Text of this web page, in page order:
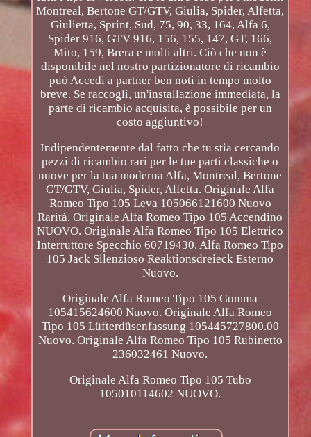
Montreal, Bertone GT/GTV, Giulia, Spider, Alfetta,
Giulietta, Sprint, Sud, 75, 90, 33, 164, Alfa 6,
Spider 916, GTV 916, 156, 155, 147, GT, 166,
Mito, 159, Brera e molti altri. Ciò che non è
disponibile nel nostro partizionatore di ricambio
può Accedi a partner ben noti in tempo molto
breve. Se raccogli, un'installazione immediata, la
parte di ricambio acquisita, è possibile per un
costo aggiuntivo!
Indipendentemente dal fatto che tu stia cercando
pezzi di ricambio rari per le tue parti classiche o
nuove per la tua moderna Alfa, Montreal, Bertone
GT/GTV, Giulia, Spider, Alfetta. Originale Alfa
Romeo Tipo 105 Leva 105066121600 Nuovo
Rarità. Originale Alfa Romeo Tipo 105 Accendino
NUOVO. Originale Alfa Romeo Tipo 105 Elettrico
Interruttore Specchio 60719430. Alfa Romeo Tipo
105 Jack Silenzioso Reaktionsdreieck Esterno
Nuovo.
Originale Alfa Romeo Tipo 105 Gomma
105415624600 Nuovo. Originale Alfa Romeo
Tipo 105 Lüfterdüsenfassung 105445727800.00
Nuovo. Originale Alfa Romeo Tipo 105 Rubinetto
236032461 Nuovo.
Originale Alfa Romeo Tipo 105 Tubo
105010114602 NUOVO.